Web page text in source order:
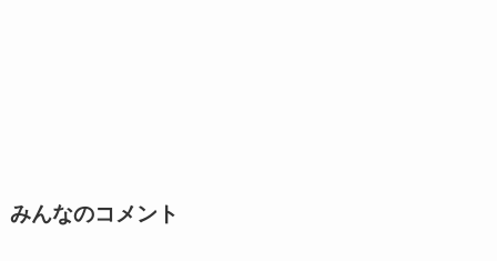
みんなのコメント